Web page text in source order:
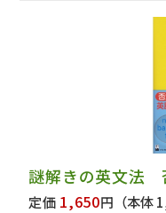
謎解きの英文法
定価 1,650円 （本体